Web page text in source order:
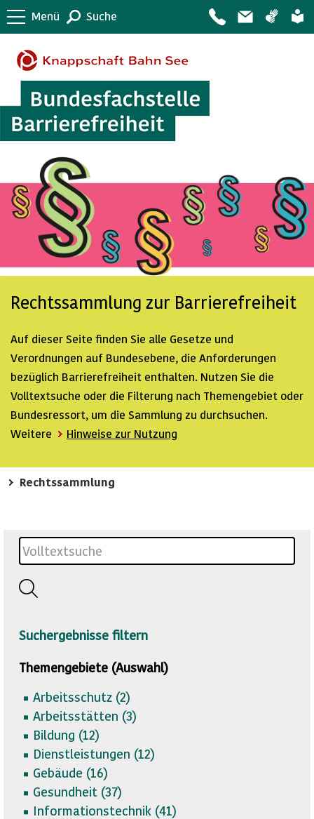
Menü Suche
Rechtssammlung zur Barrierefreiheit
Auf dieser Seite finden Sie alle Gesetze und
Verordnungen auf Bundesebene, die Anforderungen
bezüglich Barrierefreiheit enthalten. Nutzen Sie die
Volltextsuche oder die Filterung nach Themengebiet oder
Bundesressort, um die Sammlung zu durchsuchen.
Weitere
Hinweise zur Nutzung
Rechtssammlung
Suchergebnisse filtern
Themengebiete (Auswahl)
Arbeitsschutz (2)
Arbeitsstätten (3)
Bildung (12)
Dienstleistungen (12)
Gebäude (16)
Gesundheit (37)
Informationstechnik (41)